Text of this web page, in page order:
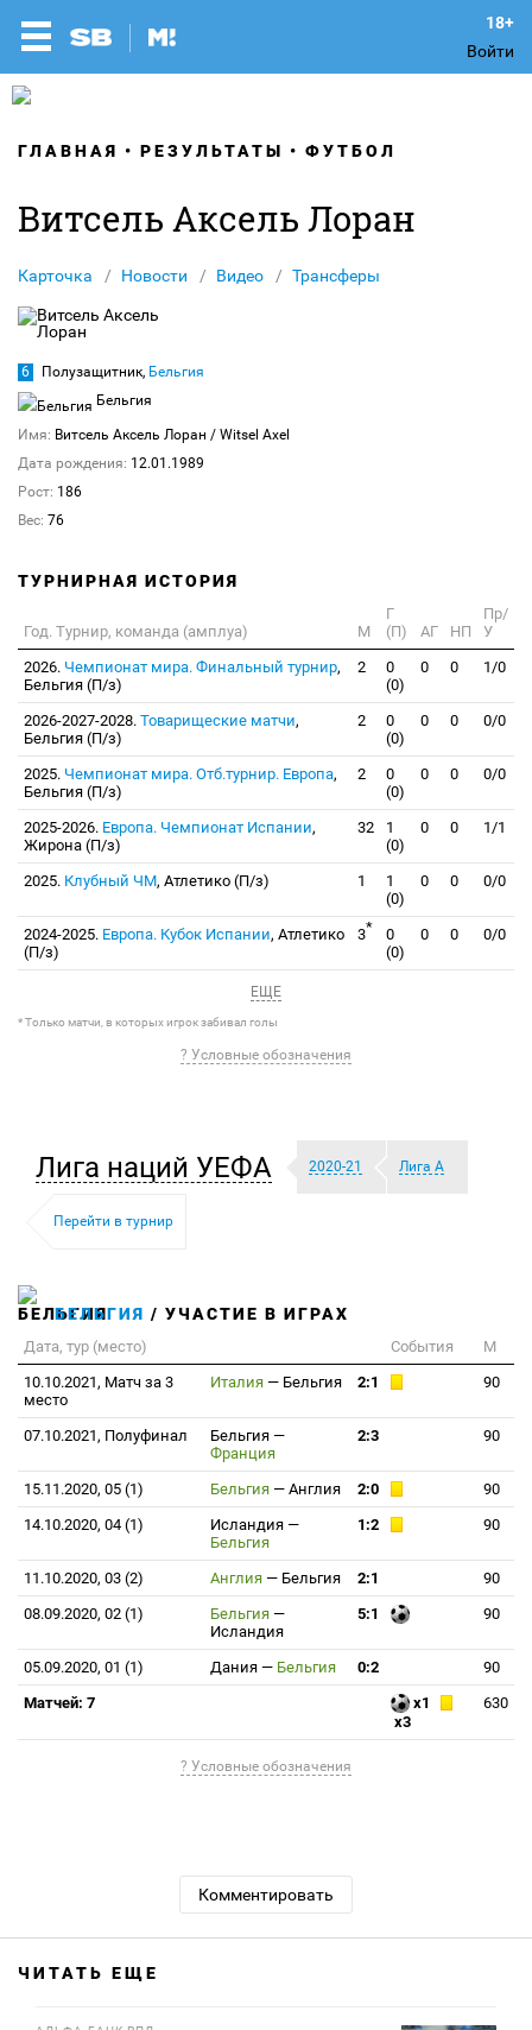
Войти
ГЛАВНАЯ РЕЗУЛЬТАТЫ ФУТБОЛ
Витсель Аксель Лоран
Карточка Новости Видео Трансферы
6 Полузащитник, Бельгия
Бельгия
Имя: Витсель Аксель Лоран / Witsel Axel
Дата рождения: 12.01.1989
Рост: 186
Вес: 76
ТУРНИРНАЯ ИСТОРИЯ
Год. Турнир, команда (амплуа) М
Г
(П)
АГ НП
Пр/
У
2026. Чемпионат мира. Финальный турнир,
Бельгия (П/з)
2
0
(0)
0 0 1/0
2026-2027-2028. Товарищеские матчи,
Бельгия (П/з)
2
0
(0)
0 0 0/0
2025. Чемпионат мира. Отб.турнир. Европа,
Бельгия (П/з)
2
0
(0)
0 0 0/0
2025-2026. Европа. Чемпионат Испании,
Жирона (П/з)
32
1
(0)
0 0 1/1
2025. Клубный ЧМ, Атлетико (П/з) 1
1
(0)
0 0 0/0
2024-2025. Европа. Кубок Испании, Атлетико
(П/з)
3*
0
(0)
0 0 0/0
ЕЩЕ
* Только матчи, в которых игрок забивал голы
? Условные обозначения
Лига наций УЕФА 2020-21 Лига A
Перейти в турнир
БЕЛЬГИЯ / УЧАСТИЕ В ИГРАХ
Дата, тур (место) События
М
10.10.2021, Матч за 3
место
Италия — Бельгия 2:1 90
07.10.2021, Полуфинал Бельгия —
Франция
2:3 90
15.11.2020, 05 (1) Бельгия — Англия 2:0
90
14.10.2020, 04 (1)
Исландия —
Бельгия
1:2 90
11.10.2020, 03 (2) Англия — Бельгия 2:1
90
08.09.2020, 02 (1)
Бельгия —
Исландия
5:1 90
05.09.2020, 01 (1) Дания — Бельгия 0:2
90
Матчей: 7
x1
x3
630
? Условные обозначения
Комментировать
ЧИТАТЬ ЕЩЕ